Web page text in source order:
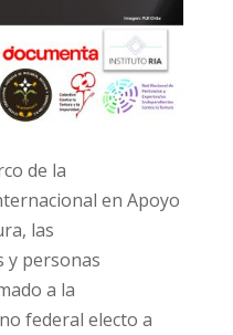
de la
en Apoyo
las
y personas
a la
federal electo a